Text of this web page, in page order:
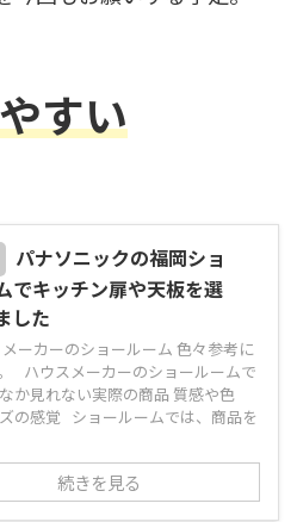
すい
パナソニックの福岡ショ
でキッチン扉や天板を選
した
ーカーのショールーム 色々参考に
ハウスメーカーのショールームで
か見れない実際の商品 質感や色
の感覚 ショールームでは、商品を
続きを見る